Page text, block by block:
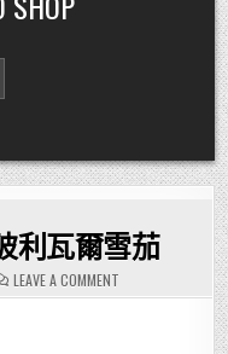
利瓦爾雪茄
LEAVE A COMMENTON
【BOLIVAR